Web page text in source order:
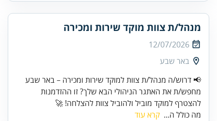
מנהל/ת צוות מוקד שירות ומכירה
12/07/2026
באר שבע
📢 דרוש/ה מנהל/ת צוות למוקד שירות ומכירה – באר שבע
מחפש/ת את האתגר הניהולי הבא שלך? זו ההזדמנות
להצטרף למוקד מוביל ולהוביל צוות להצלחה! 🚀
מה כולל ה... קרא עוד